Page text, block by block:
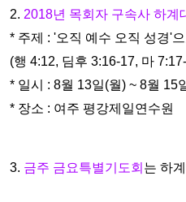
2. 2018년 목회자 구속사 하계
* 주제 : '오직 예수 오직 성경'
(행 4:12, 딤후 3:16-17, 마
* 일시 : 8월 13일(월) ~ 8월 15
* 장소 : 여주 평강제일연수원
3. 금주 금요특별기도회 는 하